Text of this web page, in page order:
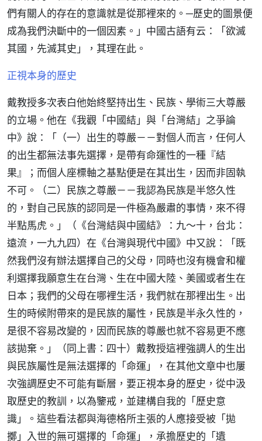
們有關人的存在的意識就是從那裡來的。─歷史的圖景便
成為我們決斷中的一個因素。」中國古語有云：「欲滅
其國，先滅其史」，其理在此。
正視本身的歷史
戴教授多次表白他始終堅持出生、民族、學術三大尊嚴
的立場。他在《我觀「中國結」與「台灣結」之爭論
中》說：「（一）出生的尊嚴－－對個人而言，任何人
的出生都無法事先選擇，是帶有命運性的一種『結
果』；而個人座標軸之基點便是在其出生，因而非固執
不可。（二）民族之尊嚴－－我認為民族是半悠久性
的，對自己民族的認同是一件極為嚴肅的事情，來不得
半點馬虎。」（《台灣結與中國結》：九～十，台北：
遠流，一九九四）在《台灣與現代中國》中又說：「既
然我們沒有辦法選擇自己的父母，同時也沒有機會和權
利選擇我願意生在台灣、生在中國大陸、美國或者生在
日本；我們的父母在哪裡生活，我們就在那裡出生。出
生的時候附帶來的是民族的屬性，民族是半永久性的，
是很不容易改變的，因而民族的尊嚴也就不容易更不應
該拋棄。」（同上書：四十）戴教授這裡強調人的生出
與民族屬性是無法選擇的「命運」，在其他文章中也屢
次強調歷史不可能有斷層，要正視本身的歷史，從中汲
取歷史的教訓，以為鑒戒，並建構自我的「歷史意
識」。這些看法都與海德格所主張的人應接受被「拋
擲」入世的無可選擇的「命運」，承擔歷史的「遺